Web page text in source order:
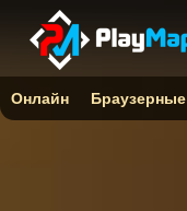
Онлайн Браузерные